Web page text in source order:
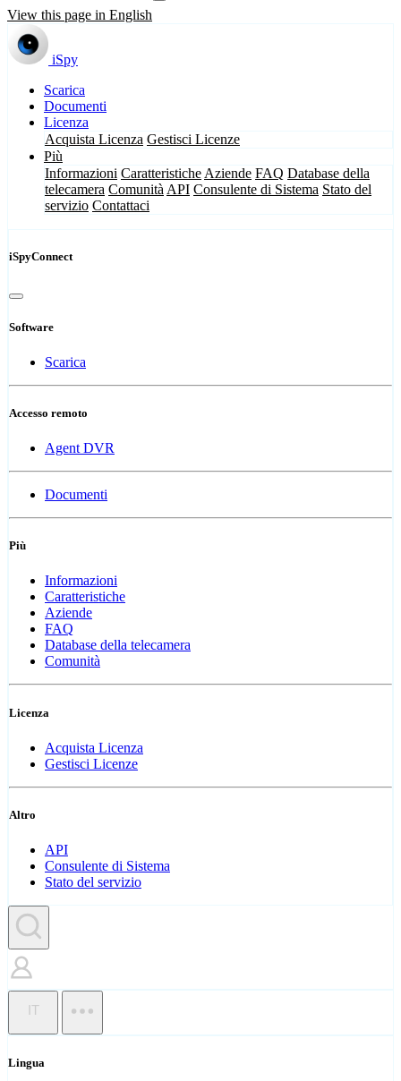
View this page in English
iSpy
Scarica
Documenti
Licenza
Acquista Licenza Gestisci Licenze
Più
Informazioni Caratteristiche Aziende FAQ Database della
telecamera Comunità API Consulente di Sistema Stato del
servizio Contattaci
iSpyConnect
Software
Scarica
Accesso remoto
Agent DVR
Documenti
Più
Informazioni
Caratteristiche
Aziende
FAQ
Database della telecamera
Comunità
Licenza
Acquista Licenza
Gestisci Licenze
Altro
API
Consulente di Sistema
Stato del servizio
IT
Lingua